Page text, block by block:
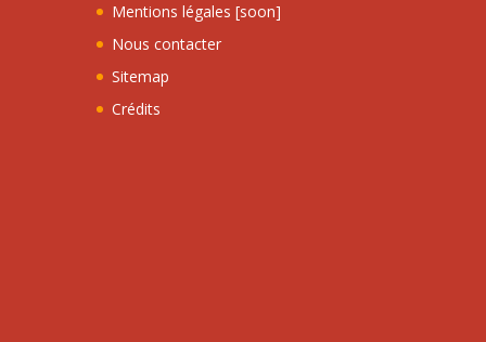
Mentions légales [soon]
Nous contacter
Sitemap
Crédits